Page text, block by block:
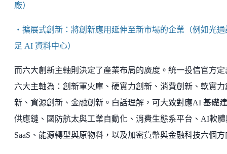
廠）
・擴展式創新：將創新應用延伸至新市場的企業（例如光通
足 AI 資料中心）
而六大創新主軸則決定了產業布局的廣度。統一投信官方定
六大主軸為：創新軍火庫、硬實力創新、消費創新、軟實力
新、資源創新、金融創新。白話理解，可大致對應AI 基礎
供應鏈、國防航太與工業自動化、消費生態系平台、AI軟體
SaaS、能源轉型與原物料，以及加密貨幣與金融科技六個方